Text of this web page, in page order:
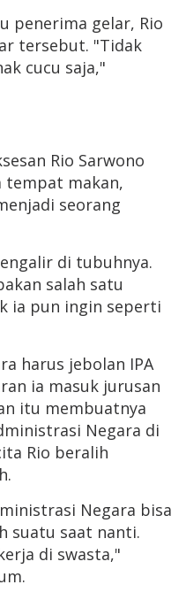
penerima gelar, Rio
tersebut. "Tidak
cucu saja,"
Rio Sarwono
tempat makan,
seorang
di tubuhnya.
salah satu
ia pun ingin seperti
harus jebolan IPA
ia masuk jurusan
itu membuatnya
Negara di
Rio beralih
Negara bisa
suatu saat nanti.
di swasta,"